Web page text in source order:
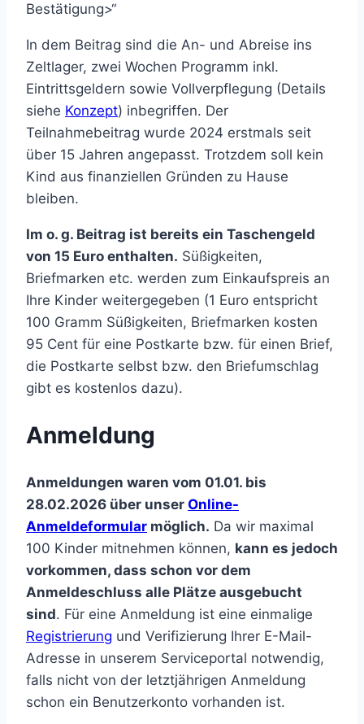
Bestätigung>“
In dem Beitrag sind die An- und Abreise ins
Zeltlager, zwei Wochen Programm inkl.
Eintrittsgeldern sowie Vollverpflegung (Details
siehe Konzept) inbegriffen. Der
Teilnahmebeitrag wurde 2024 erstmals seit
über 15 Jahren angepasst. Trotzdem soll kein
Kind aus finanziellen Gründen zu Hause
bleiben.
Im o. g. Beitrag ist bereits ein Taschengeld
von 15 Euro enthalten. Süßigkeiten,
Briefmarken etc. werden zum Einkaufspreis an
Ihre Kinder weitergegeben (1 Euro entspricht
100 Gramm Süßigkeiten, Briefmarken kosten
95 Cent für eine Postkarte bzw. für einen Brief,
die Postkarte selbst bzw. den Briefumschlag
gibt es kostenlos dazu).
Anmeldung
Anmeldungen waren vom 01.01. bis
28.02.2026 über unser Online-
Anmeldeformular möglich. Da wir maximal
100 Kinder mitnehmen können, kann es jedoch
vorkommen, dass schon vor dem
Anmeldeschluss alle Plätze ausgebucht
sind. Für eine Anmeldung ist eine einmalige
Registrierung und Verifizierung Ihrer E-Mail-
Adresse in unserem Serviceportal notwendig,
falls nicht von der letztjährigen Anmeldung
schon ein Benutzerkonto vorhanden ist.